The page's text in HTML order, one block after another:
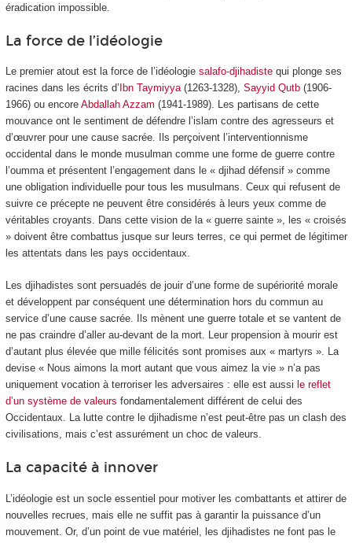
éradication impossible.
La force de l’idéologie
Le premier atout est la force de l’idéologie salafo-djihadistequi plonge ses
racines dans les écrits d’ Ibn Taymiyya(1263-1328), Sayyid Qutb(1906-
1966) ou encore Abdallah Azzam (1941-1989). Les partisans de cette
mouvance ont le sentiment de défendre l’islam contre des agresseurs et
d’œuvrer pour une cause sacrée. Ils perçoivent l’interventionnisme
occidental dans le monde musulman comme une forme de guerre contre
l’oumma et présentent l’engagement dans le « djihad défensif » comme
une obligation individuelle pour tous les musulmans. Ceux qui refusent de
suivre ce précepte ne peuvent être considérés à leurs yeux comme de
véritables croyants. Dans cette vision de la « guerre sainte », les « croisés
» doivent être combattus jusque sur leurs terres, ce qui permet de légitimer
les attentats dans les pays occidentaux.
Les djihadistes sont persuadés de jouir d’une forme de supériorité morale
et développent par conséquent une détermination hors du commun au
service d’une cause sacrée. Ils mènent une guerre totale et se vantent de
ne pas craindre d’aller au-devant de la mort. Leur propension à mourir est
d’autant plus élevée que mille félicités sont promises aux « martyrs ». La
devise « Nous aimons la mort autant que vous aimez la vie » n’a pas
uniquement vocation à terroriser les adversaires : elle est aussi le reflet
d’un système de valeurs fondamentalement différent de celui des
Occidentaux. La lutte contre le djihadisme n’est peut-être pas un clash des
civilisations, mais c’est assurément un choc de valeurs.
La capacité à innover
L’idéologie est un socle essentiel pour motiver les combattants et attirer de
nouvelles recrues, mais elle ne suffit pas à garantir la puissance d’un
mouvement. Or, d’un point de vue matériel, les djihadistes ne font pas le